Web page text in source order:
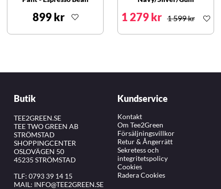
899 kr 1 279 kr 1 599 kr
Butik
TEE2GREEN.SE
TEE TWO GREEN AB
STRÖMSTAD
SHOPPINGCENTER
OSLOVÄGEN 50
45235 STRÖMSTAD
TLF: 0793 39 14 15
MAIL: INFO@TEE2GREEN.SE
Kundservice
Kontakt
Om Tee2Green
Försäljningsvillkor
Retur & Ångerrätt
Sekretess och
integritetspolicy
Cookies
Radera Cookies